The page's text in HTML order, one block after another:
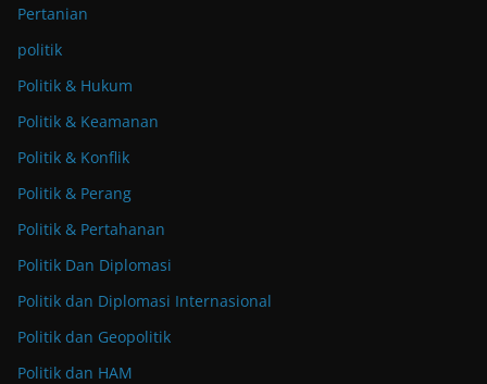
Pertanian
politik
Politik & Hukum
Politik & Keamanan
Politik & Konflik
Politik & Perang
Politik & Pertahanan
Politik Dan Diplomasi
Politik dan Diplomasi Internasional
Politik dan Geopolitik
Politik dan HAM